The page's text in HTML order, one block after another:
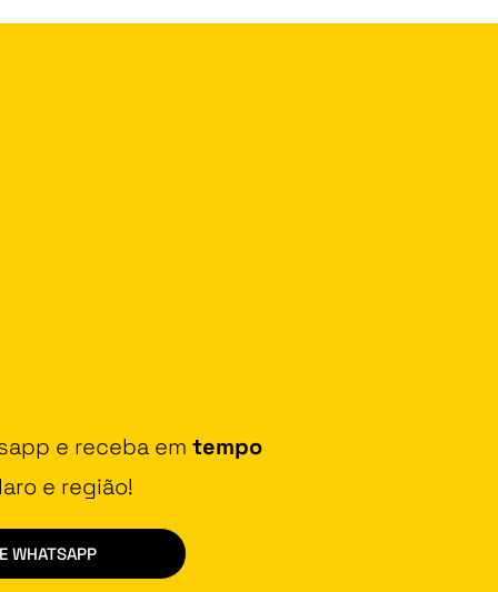
e receba em tempo
e região!
WHATSAPP